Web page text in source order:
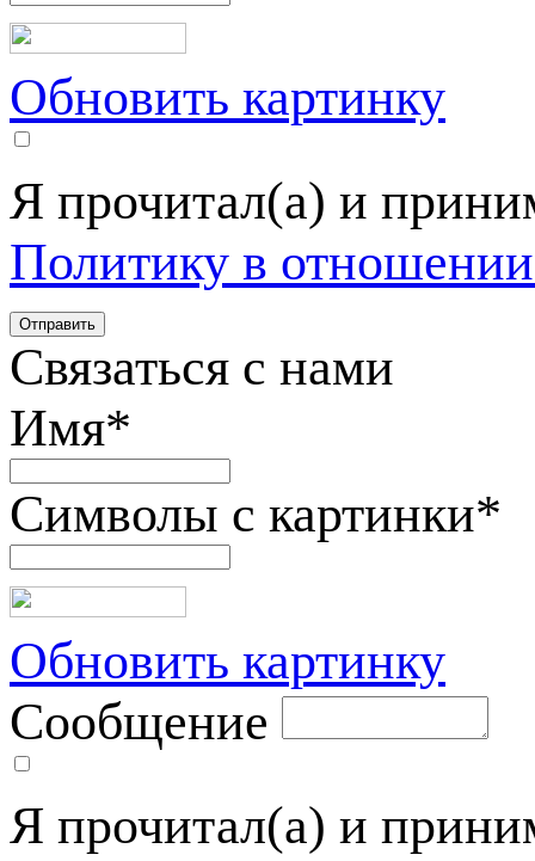
Обновить картинку
Я прочитал(а) и
Политику в
Связаться с нами
Имя*
Символы с картинки*
Обновить картинку
Сообщение
Я прочитал(а) и